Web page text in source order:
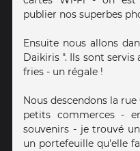
publier nos superbes
Ensuite nous allons
Daikiris ". Ils sont servis
fries - un régale !
Nous descendons la
petits commerces -
souvenirs - je trouvé
un portefeuille qu'elle